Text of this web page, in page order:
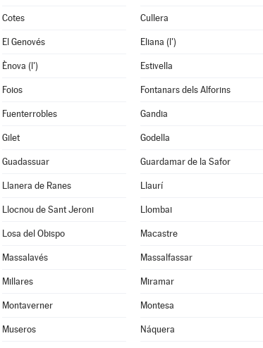
Cotes Cullera
El Genovés Eliana (l')
Ènova (l') Estivella
Foios Fontanars dels Alforins
Fuenterrobles Gandia
Gilet Godella
Guadassuar Guardamar de la Safor
Llanera de Ranes Llaurí
Llocnou de Sant Jeroni Llombai
Losa del Obispo Macastre
Massalavés Massalfassar
Millares Miramar
Montaverner Montesa
Museros Náquera